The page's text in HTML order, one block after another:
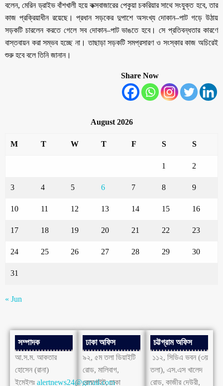
বলেন, মেরিন ড্রাইভ বাঁশখালী হয়ে কক্সবাজারের পেকুয়া চকরিয়ার সাথে সংযুক্ত হবে, তার
কাজ প্রক্রিয়াধীন রয়েছে। প্রধান সড়কের দুপাশে অসংখ্য দোকান–পাট গড়ে উঠায়
সড়কটি চারলেন করতে গেলে সব দোকান–পাট ভাঙতে হবে। সে প্রতিবন্ধতার কারণে
বাস্তবায়ন করা সম্ভব হচ্ছে না। তাছাড়া সড়কটি সমপ্রসারণ ও সংস্কার কাজ অচিরেই
শুরু হবে বলে তিনি জানান।
Share Now
August 2026
M T W T F S S
1 2
3 4 5 6 7 8 9
10 11 12 13 14 15 16
17 18 19 20 21 22 23
24 25 26 27 28 29 30
31
« Jun
সম্পাদক
আ.স.ম. আকতার
হোসেন (রানা)
ইমেইলঃ alertnews24@gmail.com
ঢাকা অফিস
৯২, ৫ম তলা ডিয়াইটি
রোড, মালিবাগ,
রেলগেইট, ঢাকা
চট্টগ্রাম অফিস
১১২, সিডিএ ভবন (৩য়
তলা), এস.এস খালেদ
রোড, কাজীর দেউরী,